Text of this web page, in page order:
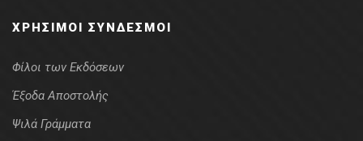
ΧΡΉΣΙΜΟΙ ΣΎΝΔΕΣΜΟΙ
Φίλοι των Εκδόσεων
Έξοδα Αποστολής
Ψιλά Γράμματα